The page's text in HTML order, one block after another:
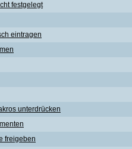
festgelegt
eintragen
unterdrücken
freigeben